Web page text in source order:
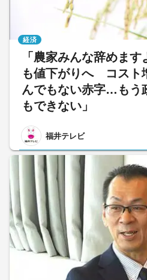
「農家みんな辞めま
も値下がりへ コスト
んでもない赤字…もう
もできない」
福井テレビ
経済